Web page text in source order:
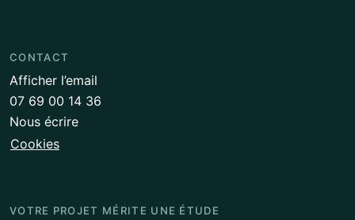
CONTACT
Afficher l’email
07 69 00 14 36
Nous écrire
Cookies
VOTRE PROJET MÉRITE UNE ÉTUDE